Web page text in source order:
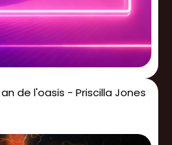
de l'oasis - Priscilla Jones